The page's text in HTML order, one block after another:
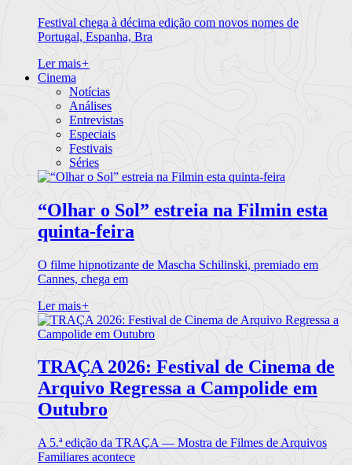
Festival chega à décima edição com novos nomes de
Portugal, Espanha, Bra
Ler mais+
Cinema
Notícias
Análises
Entrevistas
Especiais
Festivais
Séries
“Olhar o Sol” estreia na Filmin esta
quinta-feira
O filme hipnotizante de Mascha Schilinski, premiado em
Cannes, chega em
Ler mais+
TRAÇA 2026: Festival de Cinema de
Arquivo Regressa a Campolide em
Outubro
A 5.ª edição da TRAÇA — Mostra de Filmes de Arquivos
Familiares acontece